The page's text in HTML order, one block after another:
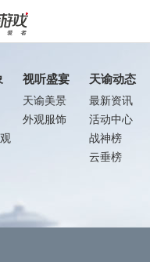
视听盛宴
天谕美景
外观服饰
天谕动态
最新资讯
活动中心
战神榜
云垂榜